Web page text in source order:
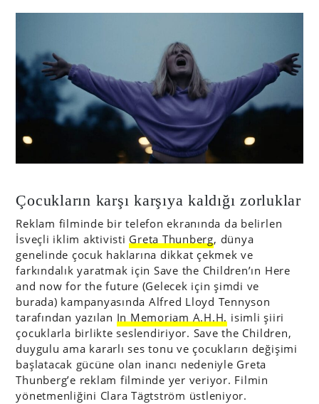
Çocukların karşı karşıya kaldığı zorluklar
Reklam filminde bir telefon ekranında da belirlen
İsveçli iklim aktivisti Greta Thunberg, dünya
genelinde çocuk haklarına dikkat çekmek ve
farkındalık yaratmak için Save the Children’ın Here
and now for the future (Gelecek için şimdi ve
burada) kampanyasında Alfred Lloyd Tennyson
tarafından yazılan In Memoriam A.H.H. isimli şiiri
çocuklarla birlikte seslendiriyor. Save the Children,
duygulu ama kararlı ses tonu ve çocukların değişimi
başlatacak gücüne olan inancı nedeniyle Greta
Thunberg’e reklam filminde yer veriyor. Filmin
yönetmenliğini Clara Tägtström üstleniyor.